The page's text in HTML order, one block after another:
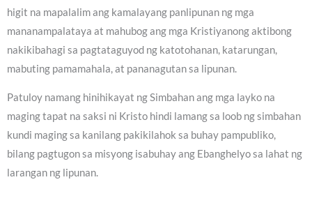
higit na mapalalim ang kamalayang panlipunan ng mga
mananampalataya at mahubog ang mga Kristiyanong aktibong
nakikibahagi sa pagtataguyod ng katotohanan, katarungan,
mabuting pamamahala, at pananagutan sa lipunan.
Patuloy namang hinihikayat ng Simbahan ang mga layko na
maging tapat na saksi ni Kristo hindi lamang sa loob ng simbahan
kundi maging sa kanilang pakikilahok sa buhay pampubliko,
bilang pagtugon sa misyong isabuhay ang Ebanghelyo sa lahat ng
larangan ng lipunan.